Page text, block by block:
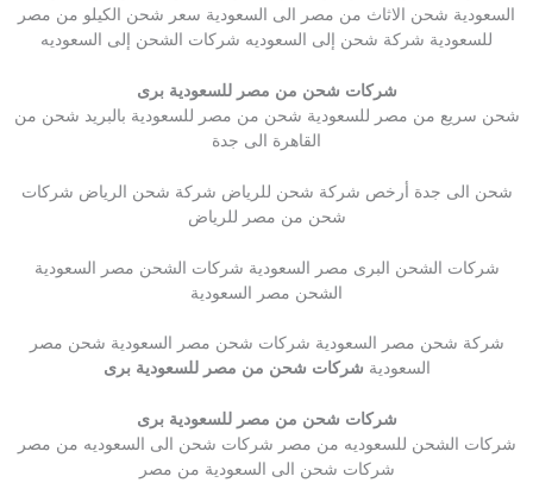
السعودية شحن الاثاث من مصر الى السعودية سعر شحن الكيلو من مصر
للسعودية شركة شحن إلى السعوديه شركات الشحن إلى السعوديه
شركات شحن من مصر للسعودية برى
شحن سريع من مصر للسعودية شحن من مصر للسعودية بالبريد شحن من
القاهرة الى جدة
شحن الى جدة أرخص شركة شحن للرياض شركة شحن الرياض شركات
شحن من مصر للرياض
شركات الشحن البرى مصر السعودية شركات الشحن مصر السعودية
الشحن مصر السعودية
شركة شحن مصر السعودية شركات شحن مصر السعودية شحن مصر
السعودية شركات شحن من مصر للسعودية برى
شركات شحن من مصر للسعودية برى
شركات الشحن للسعوديه من مصر شركات شحن الى السعوديه من مصر
شركات شحن الى السعودية من مصر